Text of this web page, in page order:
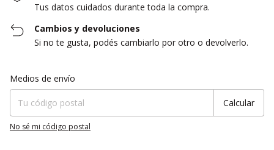
Tus datos cuidados durante toda la compra.
Cambios y devoluciones
Si no te gusta, podés cambiarlo por otro o devolverlo.
Entregas para el CP:
Medios de envío
Calcular
No sé mi código postal